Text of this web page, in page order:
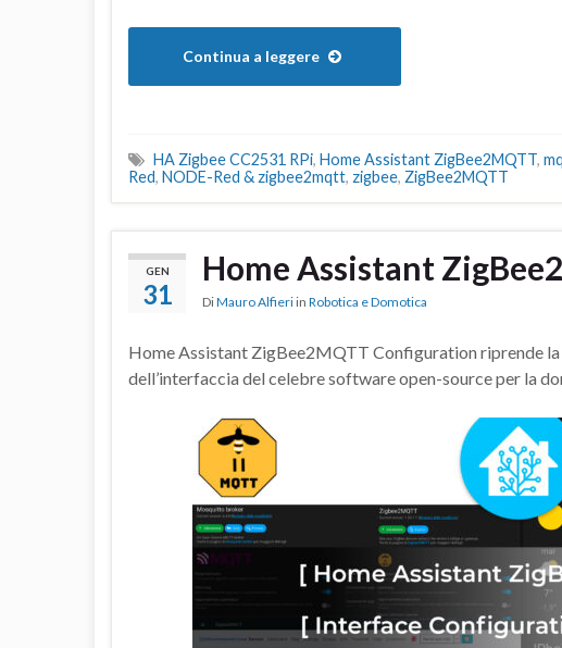
Continua a leggere
HA Zigbee CC2531 RPi, Home Assistant ZigBee2MQTT,
Red, NODE-Red & zigbee2mqtt, zigbee, ZigBee2MQTT
GEN
31
Home Assistant
DiMauro Alfieri in Robotica e Domotica
Home Assistant ZigBee2MQTT Configuration riprende
dell’interfaccia del celebre software open-source per la